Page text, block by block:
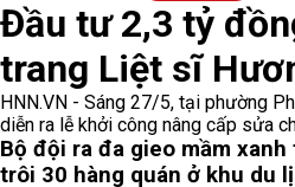
Đầu tư 2,3 tỷ
trang Liệt sĩ
HNN.VN - Sáng 27/5, tại phường
diễn ra lễ khởi công nâng cấp sửa
Bộ đội ra đa gieo mầm
trôi 30 hàng quán ở khu du